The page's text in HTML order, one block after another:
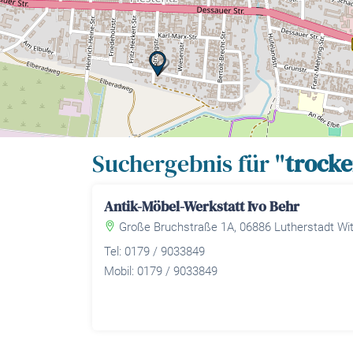
Suchergebnis für "
Antik-Möbel-Werkstatt Ivo Behr
Große Bruchstraße 1A, 06886 Lutherstadt
Tel: 0179 / 9033849
Mobil: 0179 / 9033849